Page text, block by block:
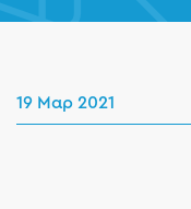
19 Μαρ 2021